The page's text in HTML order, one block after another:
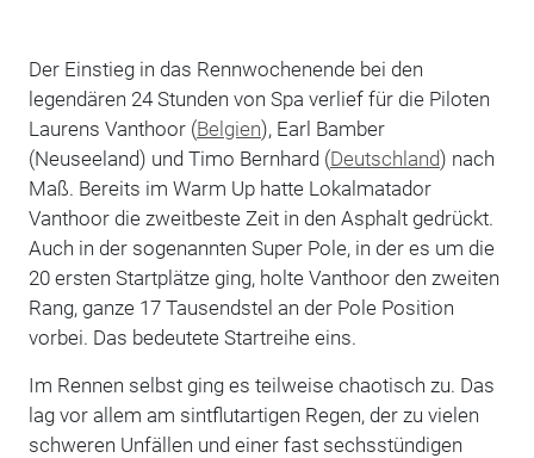
Der Einstieg in das Rennwochenende bei den
legendären 24 Stunden von Spa verlief für die Piloten
Laurens Vanthoor (Belgien), Earl Bamber
(Neuseeland) und Timo Bernhard (Deutschland) nach
Maß. Bereits im Warm Up hatte Lokalmatador
Vanthoor die zweitbeste Zeit in den Asphalt gedrückt.
Auch in der sogenannten Super Pole, in der es um die
20 ersten Startplätze ging, holte Vanthoor den zweiten
Rang, ganze 17 Tausendstel an der Pole Position
vorbei. Das bedeutete Startreihe eins.
Im Rennen selbst ging es teilweise chaotisch zu. Das
lag vor allem am sintflutartigen Regen, der zu vielen
schweren Unfällen und einer fast sechsstündigen